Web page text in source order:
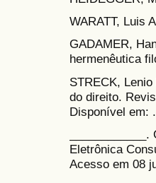
WARATT, Luis
GADAMER,
hermenêutica
STRECK,
do direito.
Disponível em:
Eletrônica
Acesso em 08